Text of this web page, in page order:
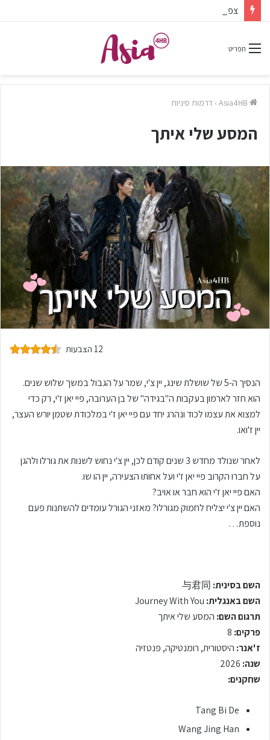
צפיתם בדרמה או סרט ונהניתם? אל תשכחו לפרגן בתגובות.
תפריט
› דרמות סיניות
המסע שלי איתך
12 הצבעות
​הנסיך ה-5 של שושלת שינג, יין צ'י, שמר על הגבול במשך שלוש שנים.
הוא חזר לארמון בעקבות ה"בגידה" של בן הערובה, פיי יאן ז'י, רק כדי
למצוא את עצמו לכוד ונהרג יחד עם פיי יאן ז'י במלכודת שטמן יורש העצר,
יין ז'ואו.
לאחר שנולד מחדש 3 שנים קודם לכן, יין צ'י נחוש לשנות את גורלו ולהגן
על חברו הקרוב פיי יאן ז'י ועל אחותו הצעירה, יין הו שו.
האם פיי יאן ז'י הוא חבר או אויב?
האם יין צ'י יצליח לחמוק מגורלו? מאזני הגורל עומדים להשתנות פעם
נוספת…
השם בסינית:
השם באנגלית: Journey With You
תרגום השם: המסע שלי איתך
פרקים:
ז'אנר: היסטורית, רומנטיקה, פנטזיה
שנה: 2026
שחקנים:
Tang Bi De
Wang Jing Han